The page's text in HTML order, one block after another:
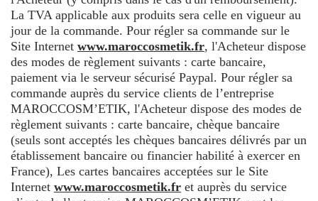
La TVA applicable aux produits sera celle en vigueur au
jour de la commande. Pour régler sa commande sur le
Site Internet www.maroccosmetik.fr, l'Acheteur dispose
des modes de règlement suivants : carte bancaire,
paiement via le serveur sécurisé Paypal. Pour régler sa
commande auprès du service clients de l’entreprise
MAROCCOSM’ETIK, l'Acheteur dispose des modes de
règlement suivants : carte bancaire, chèque bancaire
(seuls sont acceptés les chèques bancaires délivrés par un
établissement bancaire ou financier habilité à exercer en
France), Les cartes bancaires acceptées sur le Site
Internet www.maroccosmetik.fr et auprès du service